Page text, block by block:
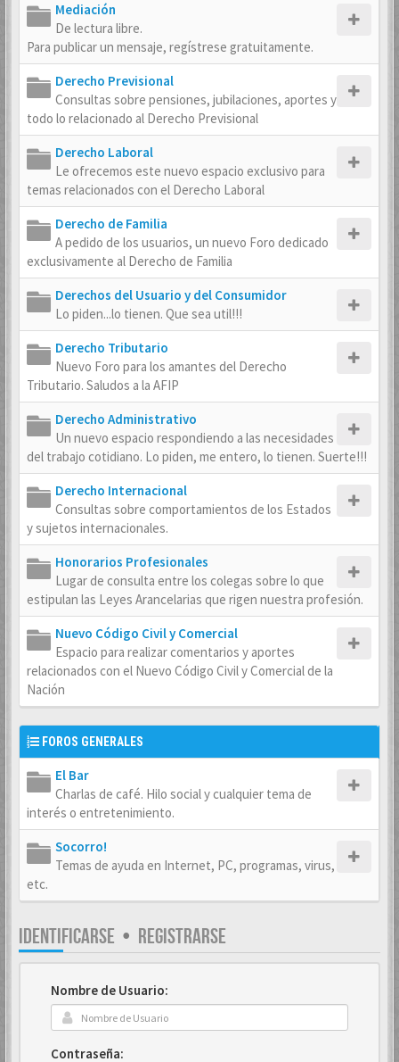
Mediación
De lectura libre.
Para publicar un mensaje, regístrese gratuitamente.
Derecho Previsional
Consultas sobre pensiones, jubilaciones, aportes y
todo lo relacionado al Derecho Previsional
Derecho Laboral
Le ofrecemos este nuevo espacio exclusivo para
temas relacionados con el Derecho Laboral
Derecho de Familia
A pedido de los usuarios, un nuevo Foro dedicado
exclusivamente al Derecho de Familia
Derechos del Usuario y del Consumidor
Lo piden...lo tienen. Que sea util!!!
Derecho Tributario
Nuevo Foro para los amantes del Derecho
Tributario. Saludos a la AFIP
Derecho Administrativo
Un nuevo espacio respondiendo a las necesidades
del trabajo cotidiano. Lo piden, me entero, lo tienen. Suerte!!!
Derecho Internacional
Consultas sobre comportamientos de los Estados
y sujetos internacionales.
Honorarios Profesionales
Lugar de consulta entre los colegas sobre lo que
estipulan las Leyes Arancelarias que rigen nuestra profesión.
Nuevo Código Civil y Comercial
Espacio para realizar comentarios y aportes
relacionados con el Nuevo Código Civil y Comercial de la
Nación
FOROS GENERALES
El Bar
Charlas de café. Hilo social y cualquier tema de
interés o entretenimiento.
Socorro!
Temas de ayuda en Internet, PC, programas, virus,
etc.
IDENTIFICARSE • REGISTRARSE
Nombre de Usuario:
Contraseña: